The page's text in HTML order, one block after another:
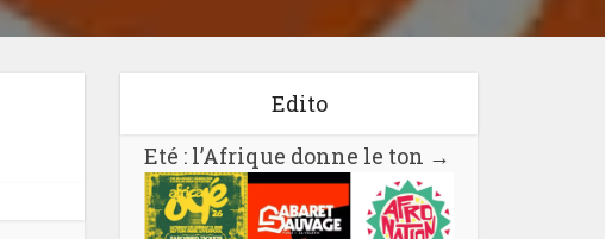
Edito
Eté : l’Afrique donne le ton →